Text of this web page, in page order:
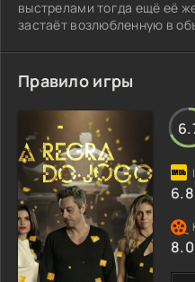
выстрелами тогда ещё её
застаёт возлюбленную в
Правило игры
6.8
8.0